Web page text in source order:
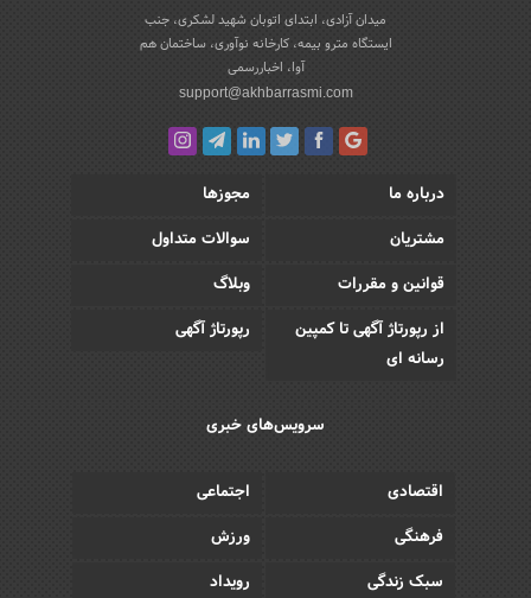
میدان آزادی، ابتدای اتوبان شهید لشکری، جنب
ایستگاه مترو بیمه، کارخانه نوآوری، ساختمان هم
آوا، اخباررسمی
support@akhbarrasmi.com
درباره ما
مجوزها
مشتریان
سوالات متداول
قوانین و مقررات
وبلاگ
از رپورتاژ آگهی تا کمپین
رسانه ای
رپورتاژ آگهی
سرویس‌های خبری
اقتصادی
اجتماعی
فرهنگی
ورزش
سبک زندگی
رویداد